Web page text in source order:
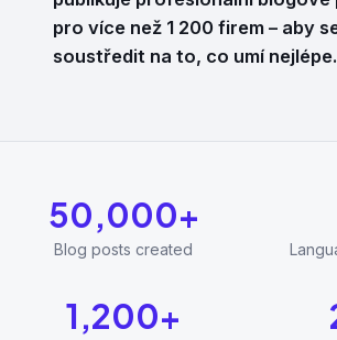
pro více než 1 200 firem – aby
soustředit na to, co umí nejlépe.
50,000+
Blog posts created
1,200+